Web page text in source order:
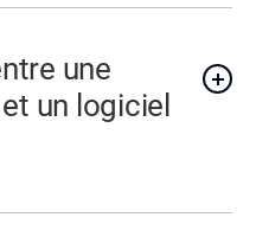
une
un logiciel